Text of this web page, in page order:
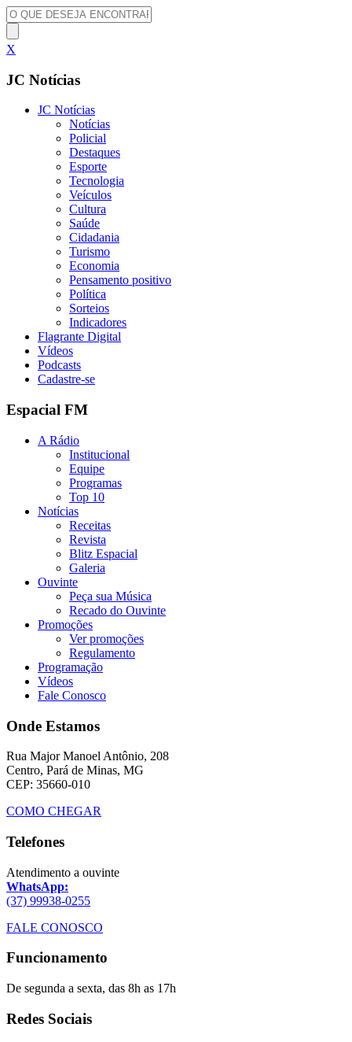
X
JC Notícias
JC Notícias
Notícias
Policial
Destaques
Esporte
Tecnologia
Veículos
Cultura
Saúde
Cidadania
Turismo
Economia
Pensamento positivo
Política
Sorteios
Indicadores
Flagrante Digital
Vídeos
Podcasts
Cadastre-se
Espacial FM
A Rádio
Institucional
Equipe
Programas
Top 10
Notícias
Receitas
Revista
Blitz Espacial
Galeria
Ouvinte
Peça sua Música
Recado do Ouvinte
Promoções
Ver promoções
Regulamento
Programação
Vídeos
Fale Conosco
Onde Estamos
Rua Major Manoel Antônio, 208
Centro, Pará de Minas, MG
CEP: 35660-010
COMO CHEGAR
Telefones
Atendimento a ouvinte
WhatsApp:
(37) 99938-0255
FALE CONOSCO
Funcionamento
De segunda a sexta, das 8h as 17h
Redes Sociais